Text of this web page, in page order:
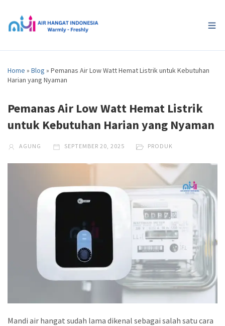
Home » Blog » Pemanas Air Low Watt Hemat Listrik untuk Kebutuhan
Harian yang Nyaman
Pemanas Air Low Watt Hemat Listrik
untuk Kebutuhan Harian yang Nyaman
AGUNG SEPTEMBER 20, 2025 PRODUK
Mandi air hangat sudah lama dikenal sebagai salah satu cara